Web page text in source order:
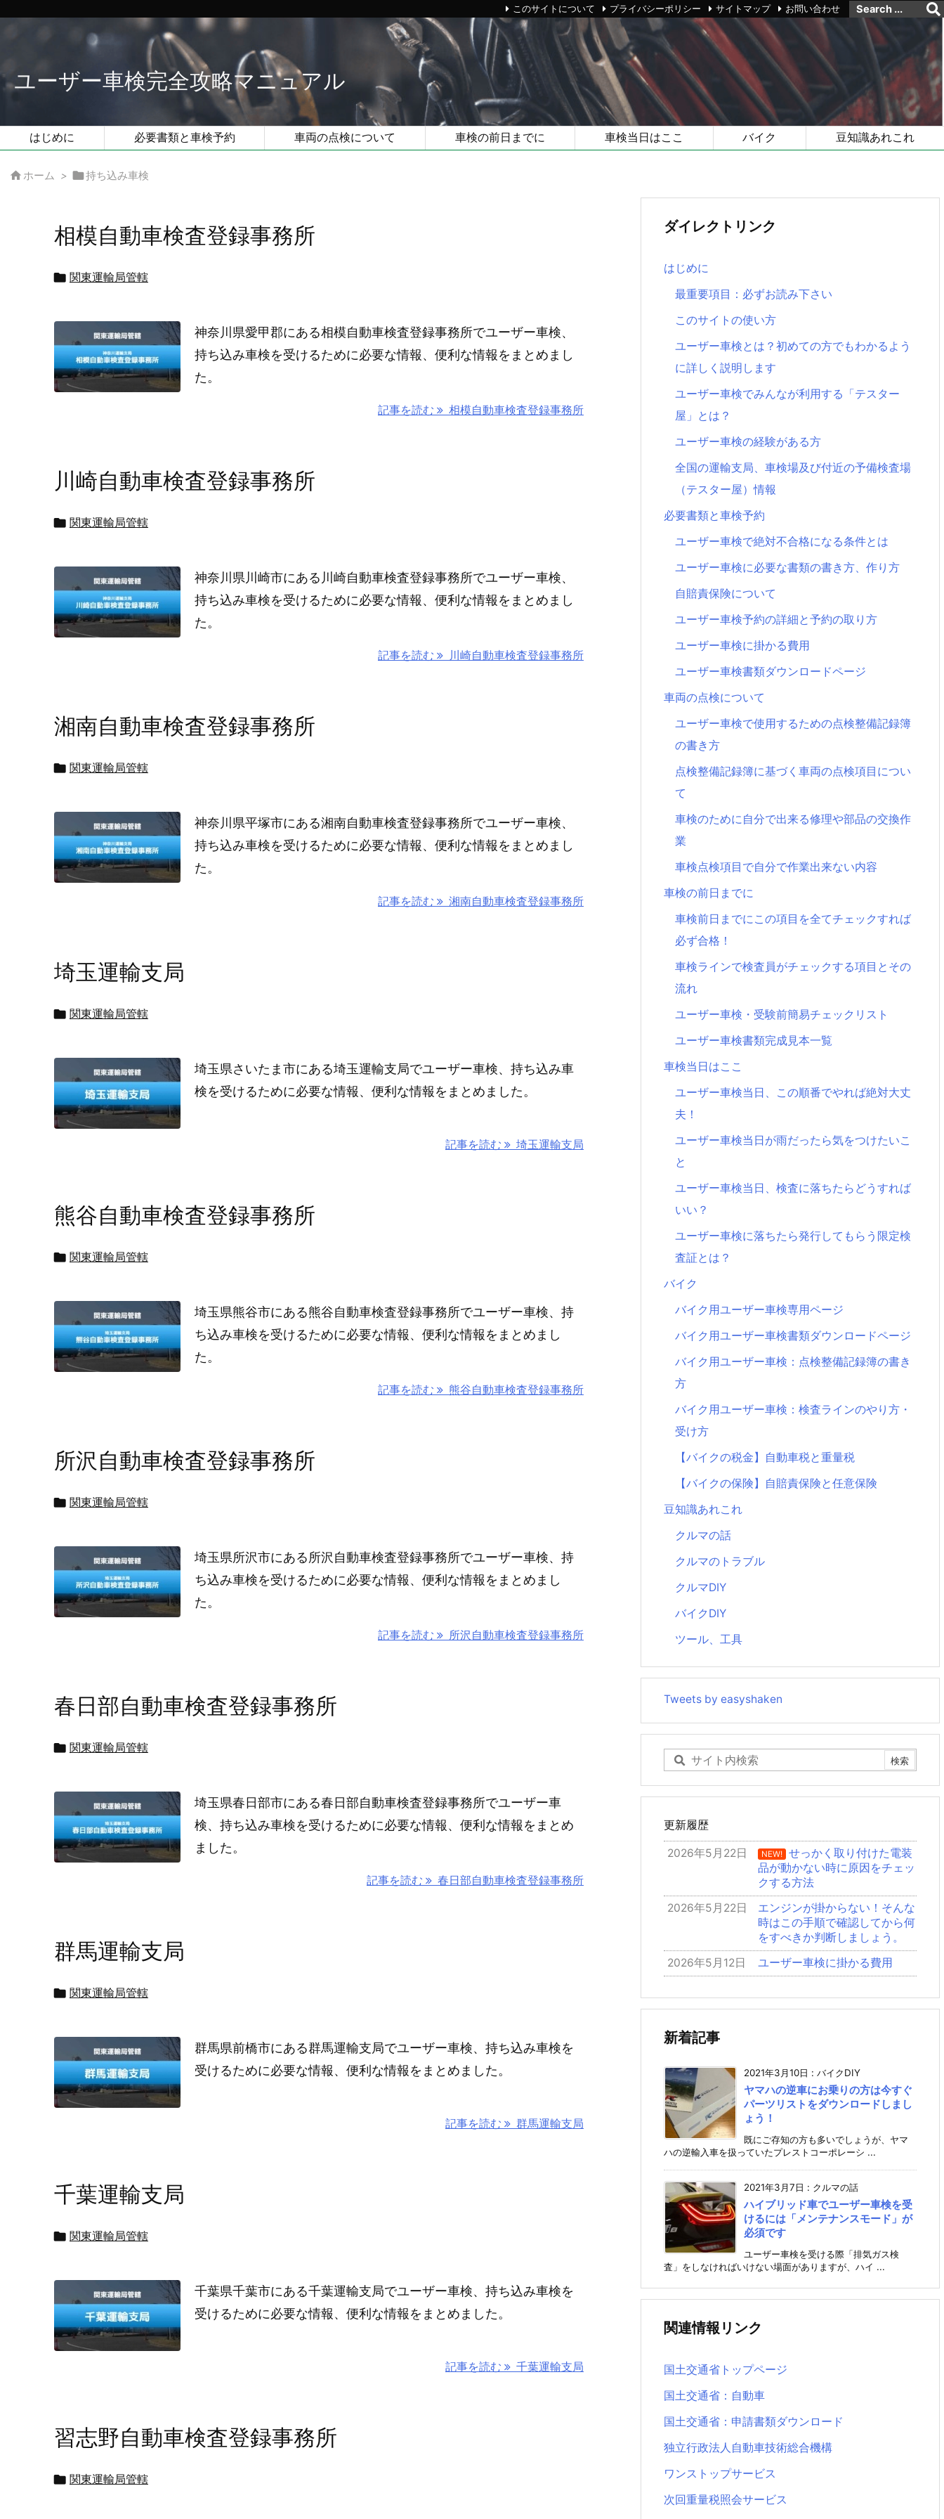
ユーザー車検完全攻略マニュアル
はじめに 必要書類と車検予約 車両の点検について 車検の前日までに 車検当日はここ バイク 豆知識あれこれ
このサイトについて プライバシーポリシー サイトマップ お問い合わせ
 ホーム > 持ち込み車検
相模自動車検査登録事務所
 関東運輸局管轄
神奈川県愛甲郡にある相模自動車検査登録事務所でユーザー車検、
持ち込み車検を受けるために必要な情報、便利な情報をまとめまし
た。
記事を読む 相模自動車検査登録事務所
川崎自動車検査登録事務所
 関東運輸局管轄
神奈川県川崎市にある川崎自動車検査登録事務所でユーザー車検、
持ち込み車検を受けるために必要な情報、便利な情報をまとめまし
た。
記事を読む 川崎自動車検査登録事務所
湘南自動車検査登録事務所
 関東運輸局管轄
神奈川県平塚市にある湘南自動車検査登録事務所でユーザー車検、
持ち込み車検を受けるために必要な情報、便利な情報をまとめまし
た。
記事を読む 湘南自動車検査登録事務所
埼玉運輸支局
 関東運輸局管轄
埼玉県さいたま市にある埼玉運輸支局でユーザー車検、持ち込み車
検を受けるために必要な情報、便利な情報をまとめました。
記事を読む 埼玉運輸支局
熊谷自動車検査登録事務所
 関東運輸局管轄
埼玉県熊谷市にある熊谷自動車検査登録事務所でユーザー車検、持
ち込み車検を受けるために必要な情報、便利な情報をまとめまし
た。
記事を読む 熊谷自動車検査登録事務所
所沢自動車検査登録事務所
 関東運輸局管轄
埼玉県所沢市にある所沢自動車検査登録事務所でユーザー車検、持
ち込み車検を受けるために必要な情報、便利な情報をまとめまし
た。
記事を読む 所沢自動車検査登録事務所
春日部自動車検査登録事務所
 関東運輸局管轄
埼玉県春日部市にある春日部自動車検査登録事務所でユーザー車
検、持ち込み車検を受けるために必要な情報、便利な情報をまとめ
ました。
記事を読む 春日部自動車検査登録事務所
群馬運輸支局
 関東運輸局管轄
群馬県前橋市にある群馬運輸支局でユーザー車検、持ち込み車検を
受けるために必要な情報、便利な情報をまとめました。
記事を読む 群馬運輸支局
千葉運輸支局
 関東運輸局管轄
千葉県千葉市にある千葉運輸支局でユーザー車検、持ち込み車検を
受けるために必要な情報、便利な情報をまとめました。
記事を読む 千葉運輸支局
習志野自動車検査登録事務所
 関東運輸局管轄
ダイレクトリンク
はじめに
最重要項目：必ずお読み下さい
このサイトの使い方
ユーザー車検とは？初めての方でもわかるよう
に詳しく説明します
ユーザー車検でみんなが利用する「テスター
屋」とは？
ユーザー車検の経験がある方
全国の運輸支局、車検場及び付近の予備検査場
（テスター屋）情報
必要書類と車検予約
ユーザー車検で絶対不合格になる条件とは
ユーザー車検に必要な書類の書き方、作り方
自賠責保険について
ユーザー車検予約の詳細と予約の取り方
ユーザー車検に掛かる費用
ユーザー車検書類ダウンロードページ
車両の点検について
ユーザー車検で使用するための点検整備記録簿
の書き方
点検整備記録簿に基づく車両の点検項目につい
て
車検のために自分で出来る修理や部品の交換作
業
車検点検項目で自分で作業出来ない内容
車検の前日までに
車検前日までにこの項目を全てチェックすれば
必ず合格！
車検ラインで検査員がチェックする項目とその
流れ
ユーザー車検・受験前簡易チェックリスト
ユーザー車検書類完成見本一覧
車検当日はここ
ユーザー車検当日、この順番でやれば絶対大丈
夫！
ユーザー車検当日が雨だったら気をつけたいこ
と
ユーザー車検当日、検査に落ちたらどうすれば
いい？
ユーザー車検に落ちたら発行してもらう限定検
査証とは？
バイク
バイク用ユーザー車検専用ページ
バイク用ユーザー車検書類ダウンロードページ
バイク用ユーザー車検：点検整備記録簿の書き
方
バイク用ユーザー車検：検査ラインのやり方・
受け方
【バイクの税金】自動車税と重量税
【バイクの保険】自賠責保険と任意保険
豆知識あれこれ
クルマの話
クルマのトラブル
クルマDIY
バイクDIY
ツール、工具
Tweets by easyshaken
更新履歴
2026年5月22日 NEW! せっかく取り付けた電装
品が動かない時に原因をチェッ
クする方法
2026年5月22日
エンジンが掛からない！そんな
時はこの手順で確認してから何
をすべきか判断しましょう。
2026年5月12日
ユーザー車検に掛かる費用
新着記事
2021年3月10日 : バイクDIY
ヤマハの逆車にお乗りの方は今すぐ
パーツリストをダウンロードしまし
ょう！
既にご存知の方も多いでしょうが、ヤマ
ハの逆輸入車を扱っていたプレストコーポレーシ ...
2021年3月7日 : クルマの話
ハイブリッド車でユーザー車検を受
けるには「メンテナンスモード」が
必須です
ユーザー車検を受ける際「排気ガス検
査」をしなければいけない場面がありますが、ハイ ...
関連情報リンク
国土交通省トップページ
国土交通省：自動車
国土交通省：申請書類ダウンロード
独立行政法人自動車技術総合機構
ワンストップサービス
次回重量税照会サービス